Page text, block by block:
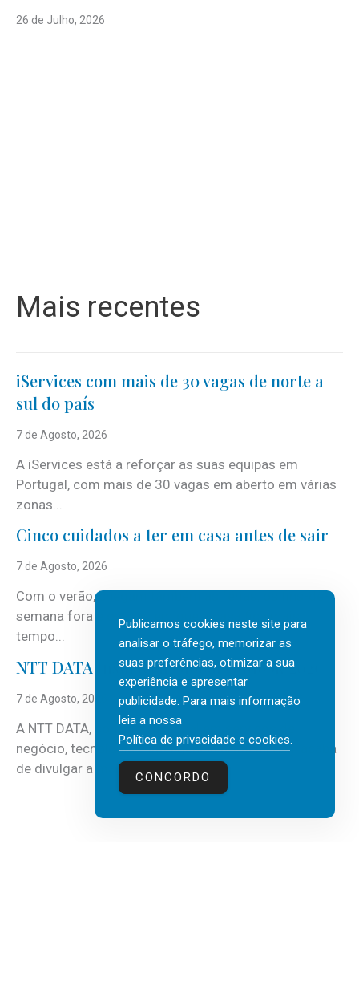
26 de Julho, 2026
Mais recentes
iServices com mais de 30 vagas de norte a
sul do país
7 de Agosto, 2026
A iServices está a reforçar as suas equipas em
Portugal, com mais de 30 vagas em aberto em várias
zonas...
Cinco cuidados a ter em casa antes de sair
7 de Agosto, 2026
Com o verão, chegam também as férias, os fins-de-
semana fora e os dias em que a casa fica mais
tempo...
NTT DATA Insurtech Global Outlook 2026
7 de Agosto, 2026
A NTT DATA, consultora global em serviços de
negócio, tecnologia e inteligência artificial (IA), acaba
de divulgar a mais recente...
Publicamos cookies neste site para
analisar o tráfego, memorizar as
suas preferências, otimizar a sua
experiência e apresentar
publicidade. Para mais informação
leia a nossa
Política de privacidade e cookies.
CONCORDO